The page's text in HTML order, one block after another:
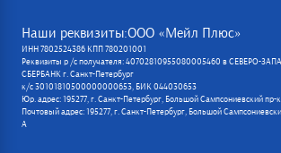
Наши реквизиты:ООО «Мейл Плюс»
ИНН 7802524386 КПП 780201001
Реквизиты р /с получателя: 40702810955080005460 в СЕВЕРО-
СБЕРБАНК г. Санкт-Петербург
к/с 30101810500000000653, БИК 044030653
Юр. адрес: 195277, г. Санкт-Петербург, Большой Сампсониевский
Почтовый адрес: 195277, г. Санкт-Петербург, Большой
А